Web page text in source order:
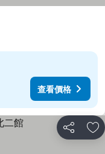
查看價格
分享 放